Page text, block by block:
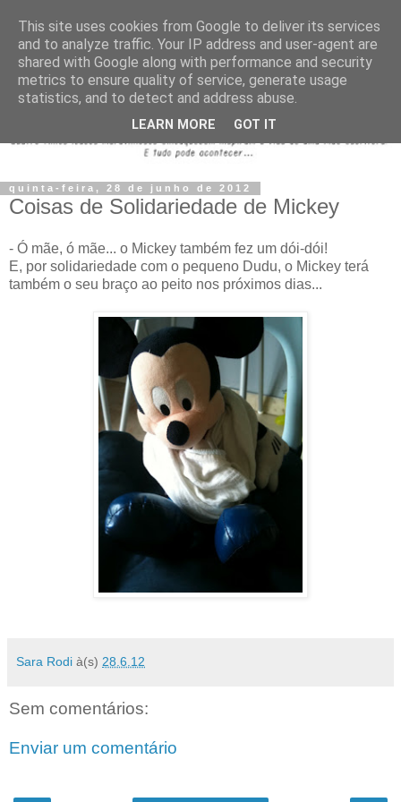
quinta-feira, 28 de junho de 2012
Coisas de Solidariedade de Mickey
- Ó mãe, ó mãe... o Mickey também fez um dói-dói!
E, por solidariedade com o pequeno Dudu, o Mickey terá
também o seu braço ao peito nos próximos dias...
Sara Rodi à(s) 28.6.12
Sem comentários:
Enviar um comentário
This site uses cookies from Google to deliver its services
and to analyze traffic. Your IP address and user-agent are
shared with Google along with performance and security
metrics to ensure quality of service, generate usage
statistics, and to detect and address abuse.
LEARN MORE GOT IT